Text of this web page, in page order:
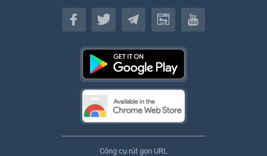
Tiếng Việt
Công cụ rút gọn URL